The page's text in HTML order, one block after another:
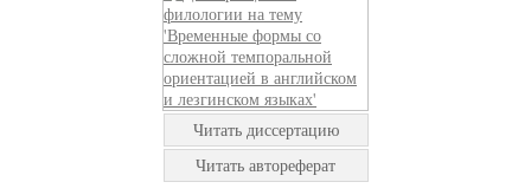
Читать диссертацию
Читать автореферат